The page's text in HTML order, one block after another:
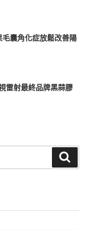
囊角化症放鬆改善陽
雷射最終品牌黑蒜膠